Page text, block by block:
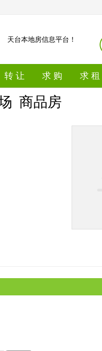
天台本地房信息平台！
转 让 求 购 求 租
商品房